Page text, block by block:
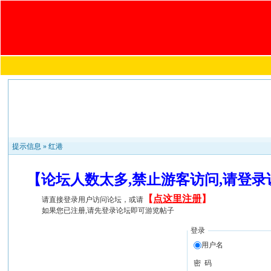
提示信息 »红港
【论坛人数太多,禁止游客访问,请登
请直接登录用户访问论坛，或请 【 点这里注册】
如果您已注册,请先登录论坛即可游览帖子
登录
用户名
密 码